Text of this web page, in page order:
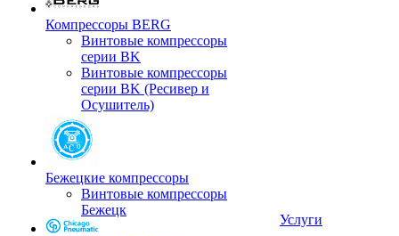
Компрессоры BERG
Винтовые компрессоры
серии BK
Винтовые компрессоры
серии BK (Ресивер и
Осушитель)
Бежецкие компрессоры
Винтовые компрессоры
Бежецк
Услуги